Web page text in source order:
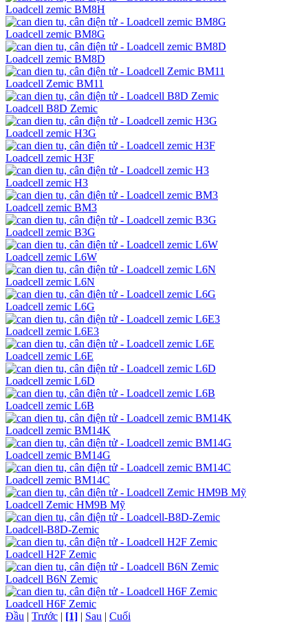
Loadcell zemic BM8H
Loadcell zemic BM8G
Loadcell zemic BM8D
Loadcell Zemic BM11
Loadcell B8D Zemic
Loadcell zemic H3G
Loadcell zemic H3F
Loadcell zemic H3
Loadcell zemic BM3
Loadcell zemic B3G
Loadcell zemic L6W
Loadcell zemic L6N
Loadcell zemic L6G
Loadcell zemic L6E3
Loadcell zemic L6E
Loadcell zemic L6D
Loadcell zemic L6B
Loadcell zemic BM14K
Loadcell zemic BM14G
Loadcell zemic BM14C
Loadcell Zemic HM9B Mỹ
Loadcell-B8D-Zemic
Loadcell H2F Zemic
Loadcell B6N Zemic
Loadcell H6F Zemic
Đầu | Trước | [1] | Sau | Cuối